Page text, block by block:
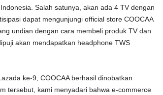
Salah satunya, akan ada 4 TV dengan
dapat mengunjungi official store COOCAA
undian dengan cara membeli produk TV dan
akan mendapatkan headphone TWS
ke-9, COOCAA berhasil dinobatkan
tersebut, kami menyadari bahwa e-commerce